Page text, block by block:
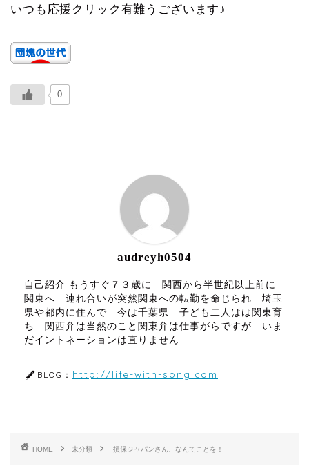
いつも応援クリック有難うございます♪
0
audreyh0504
自己紹介 もうすぐ７３歳に 関西から半世紀以上前に
関東へ 連れ合いが突然関東への転勤を命じられ 埼玉
県や都内に住んで 今は千葉県 子ども二人はは関東育
ち 関西弁は当然のこと関東弁は仕事がらですが いま
だイントネーションは直りません
BLOG： http://life-with-song.com
HOME 未分類 損保ジャパンさん、なんてことを！